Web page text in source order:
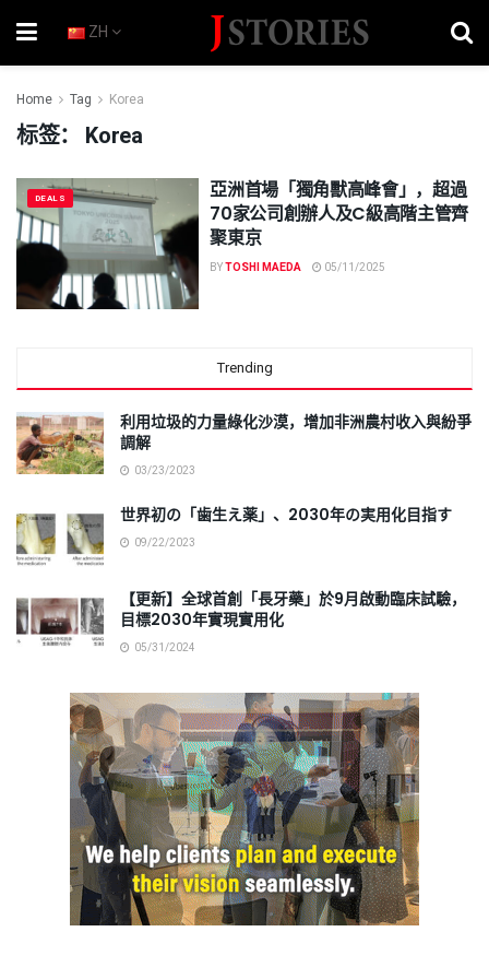
ZH
Home Tag Korea
标签： Korea
DEALS
亞洲首場「獨角獸高峰會」，超過
70家公司創辦人及C級高階主管齊
聚東京
BYTOSHI MAEDA 05/11/2025
Trending
利用垃圾的力量綠化沙漠，增加非洲農村收入與紛爭
調解
03/23/2023
世界初の「歯生え薬」、2030年の実用化目指す
09/22/2023
【更新】全球首創「長牙藥」於9月啟動臨床試驗，
目標2030年實現實用化
05/31/2024